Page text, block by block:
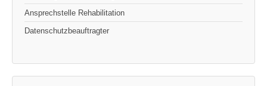
Ansprechstelle Rehabilitation
Datenschutzbeauftragter